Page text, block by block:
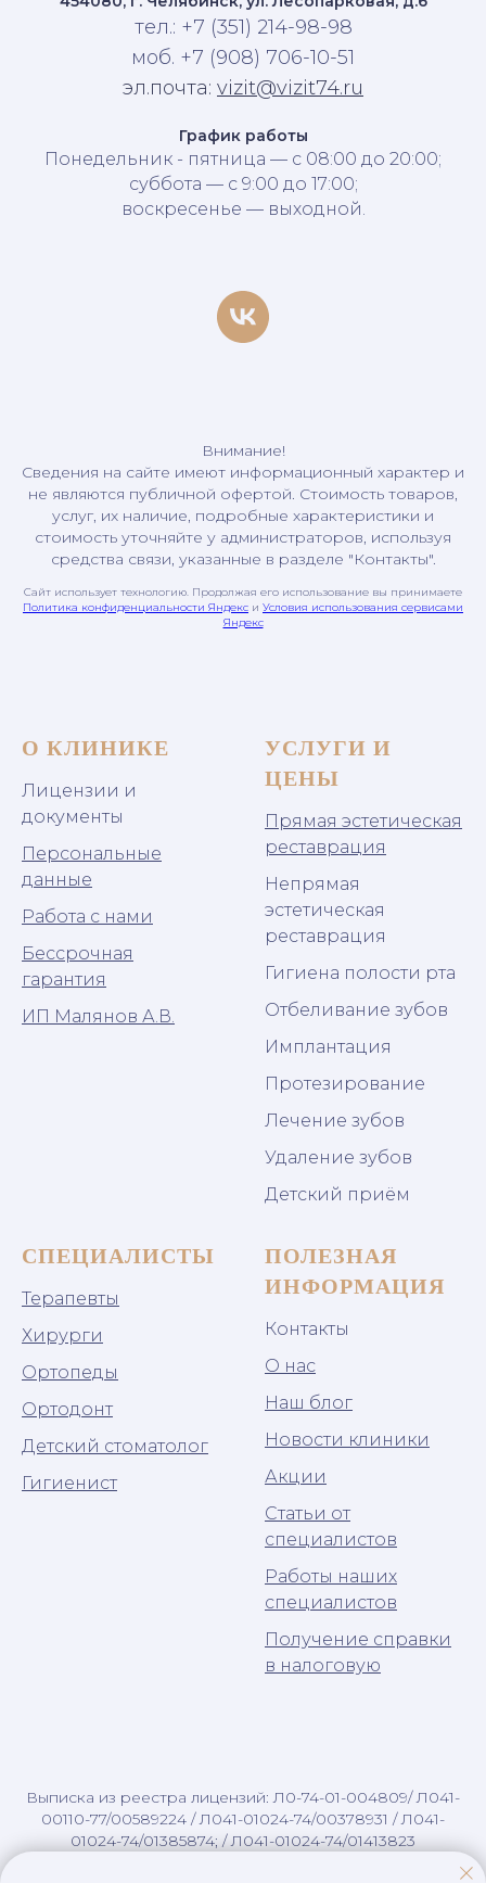
тел.: +7 (351) 214-98-98
моб. +7 (908) 706-10-51
эл.почта: vizit@vizit74.ru
График работы
Понедельник - пятница — с 08:00 до 20:00;
суббота — с 9:00 до 17:00;
воскресенье — выходной.
Внимание!
Сведения на сайте имеют информационный характер и
не являются публичной офертой. Стоимость товаров,
услуг, их наличие, подробные характеристики и
стоимость уточняйте у администраторов, используя
средства связи, указанные в разделе "Контакты".
Сайт использует технологию. Продолжая его использование вы принимаете
Политика конфиденциальности Яндекс и Условия использования сервисами
Яндекс
О КЛИНИКЕ
Лицензии и
документы
Персональные
данные
Работа с нами
Бессрочная
гарантия
ИП Малянов А.В.
УСЛУГИ И
ЦЕНЫ
Прямая эстетическая
реставрация
Непрямая
эстетическая
реставрация
Гигиена полости рта
Отбеливание зубов
Имплантация
Протезирование
Лечение зубов
Удаление зубов
Детский приём
СПЕЦИАЛИСТЫ
Терапевты
Хирурги
Ортопеды
Ортодонт
Детский стоматолог
Гигиенист
ПОЛЕЗНАЯ
ИНФОРМАЦИЯ
Контакты
О нас
Наш блог
Новости клиники
Акции
Статьи от
специалистов
Работы наших
специалистов
Получение справки
в налоговую
Выписка из реестра лицензий: Л0-74-01-004809/ Л041-
00110-77/00589224 / Л041-01024-74/00378931 / Л041-
01024-74/01385874; / Л041-01024-74/01413823